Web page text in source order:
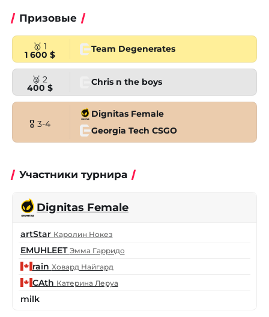
Призовые
🥇 1
1 600 $
Team Degenerates
🥈 2
400 $
Chris n the boys
🎖 3-4
Dignitas Female
Georgia Tech CSGO
Участники турнира
Dignitas Female
artStar Каролин Нокез
EMUHLEET Эмма Гарридо
rain Ховард Найгард
CAth Катерина Леруа
milk